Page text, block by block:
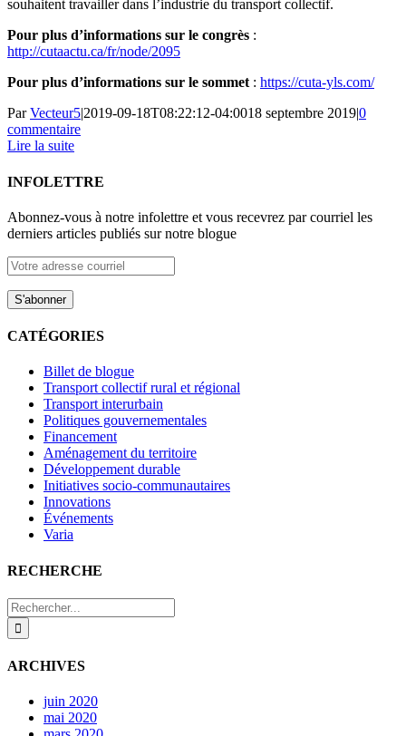
souhaitent travailler dans l’industrie du transport collectif.
Pour plus d’informations sur le congrès :
http://cutaactu.ca/fr/node/2095
Pour plus d’informations sur le sommet : https://cuta-yls.com/
ParVecteur5|2019-09-18T08:22:12-04:0018 septembre 2019|0
commentaire
Lire la suite
INFOLETTRE
Abonnez-vous à notre infolettre et vous recevrez par courriel les
derniers articles publiés sur notre blogue
CATÉGORIES
Billet de blogue
Transport collectif rural et régional
Transport interurbain
Politiques gouvernementales
Financement
Aménagement du territoire
Développement durable
Initiatives socio-communautaires
Innovations
Événements
Varia
RECHERCHE
Rechercher:
ARCHIVES
juin 2020
mai 2020